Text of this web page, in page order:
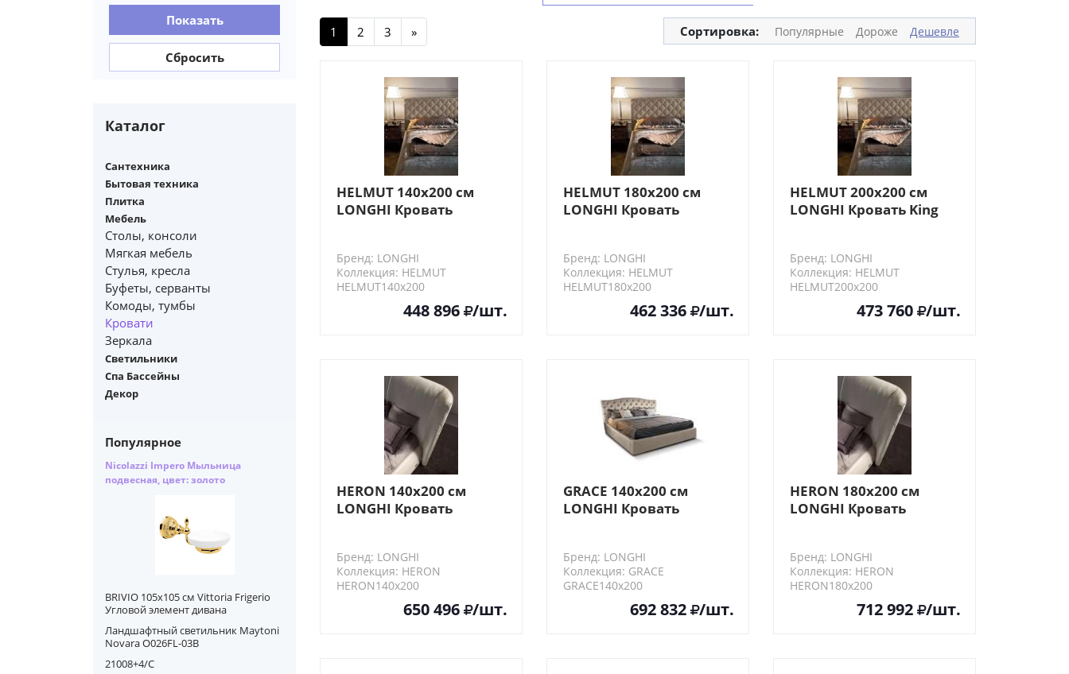
Показать
Сбросить
Каталог
Сантехника
Бытовая техника
Плитка
Мебель
Столы, консоли
Мягкая мебель
Стулья, кресла
Буфеты, серванты
Комоды, тумбы
Кровати
Зеркала
Светильники
Спа Бассейны
Декор
Популярное
Nicolazzi Impero Мыльница
подвесная, цвет: золото
BRIVIO 105х105 см Vittoria Frigerio
Угловой элемент дивана
Ландшафтный светильник Maytoni
Novara O026FL-03B
21008+4/C
1 2 3 » Сортировка: Популярные Дороже Дешевле
HELMUT 140х200 см
LONGHI Кровать
Бренд: LONGHI
Коллекция: HELMUT
HELMUT140х200
448 896 /шт.
HELMUT 180х200 см
LONGHI Кровать
Бренд: LONGHI
Коллекция: HELMUT
HELMUT180х200
462 336 /шт.
HELMUT 200х200 см
LONGHI Кровать King
Бренд: LONGHI
Коллекция: HELMUT
HELMUT200х200
473 760 /шт.
HERON 140х200 см
LONGHI Кровать
Бренд: LONGHI
Коллекция: HERON
HERON140х200
650 496 /шт.
GRACE 140х200 см
LONGHI Кровать
Бренд: LONGHI
Коллекция: GRACE
GRACE140х200
692 832 /шт.
HERON 180х200 см
LONGHI Кровать
Бренд: LONGHI
Коллекция: HERON
HERON180х200
712 992 /шт.